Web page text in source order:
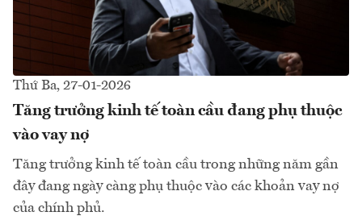
Thứ Ba, 27-01-2026
Tăng trưởng kinh tế toàn cầu đang phụ thuộc
vào vay nợ
Tăng trưởng kinh tế toàn cầu trong những năm gần
đây đang ngày càng phụ thuộc vào các khoản vay nợ
của chính phủ.